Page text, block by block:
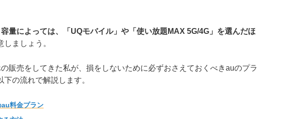
量によっては、「UQモバイル」や「使い放題MAX 5G/4G」を選んだほ
しましょう。
販売をしてきた私が、損をしないために必ずおさえておくべきauのプラ
の流れで解説します。
料金プラン